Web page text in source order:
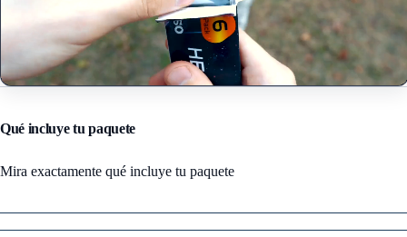
Qué incluye tu paquete
Mira exactamente qué incluye tu paquete